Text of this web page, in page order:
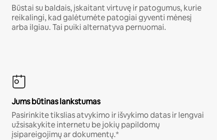
Būstai su baldais, įskaitant virtuvę ir patogumus, kurie
reikalingi, kad galėtumėte patogiai gyventi mėnesį
arba ilgiau. Tai puiki alternatyva pernuomai.
Jums būtinas lankstumas
Pasirinkite tikslias atvykimo ir išvykimo datas ir lengvai
užsisakykite internetu be jokių papildomų
įsipareigojimų ar dokumentų.*